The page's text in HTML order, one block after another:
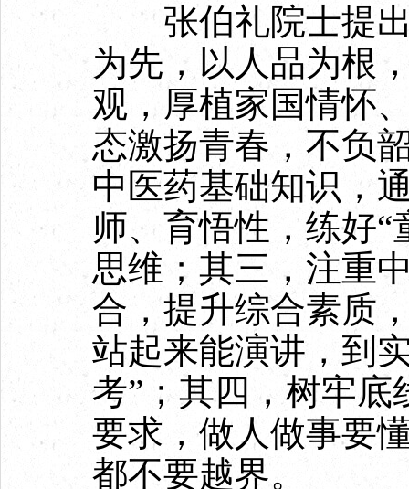
张伯礼院士提出
为先，以人品为根
观，厚植家国情怀
态激扬青春，不负
中医药基础知识，
师、育悟性，练好
思维；其三，注重
合，提升综合素质
站起来能演讲，到
考”；其四，树牢
要求，做人做事要
都不要越界。